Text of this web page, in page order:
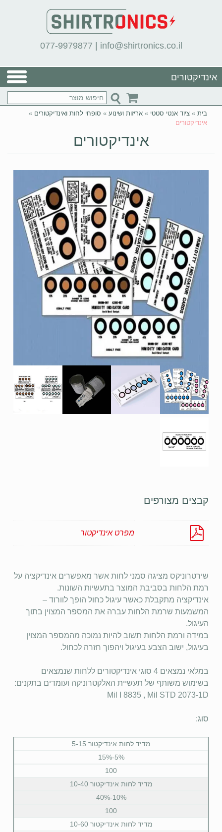
077-9979877 | info@shirtronics.co.il
אינדיקטורים
בית » ציוד אנטי סטטי » אריזות ושינוע » סופחי לחות ואינדיקטורים »
אינדיקטורים
אינדיקטורים
קבצים מצורפים
מפרט אינדיקטור
שירטרוניקס מציגה סמני לחות אשר מאפשרים אינדיקציה על
רמת הלחות בסביבת המוצר בתעשיות השונות.
אינדיקציה מתקבלת כאשר עיגול כחול הופך לוורוד –
המשמעות שרמת הלחות עברה את המספר המצוין בתוך
העיגול.
במידה ורמת הלחות תשוב להיות נמוכה מהמספר המצוין
בעיגול, ישוב הצבע בעיגול ויהפוך חזרה לכחול.
במלאי נמצאים 4 סוגי אינדיקטורים ללחות שנמצאים
בשימוש משותף של תעשיית האלקטרוניקה ועומדים בתקנים:
Mil I 8835 , Mil STD 2073-1D
סוג:
מדיד לחות אינדיקטור 5-15
5%-15%
100
מדיד לחות אינדיקטור 10-40
10%-40%
100
מדיד לחות אינדיקטור 10-60